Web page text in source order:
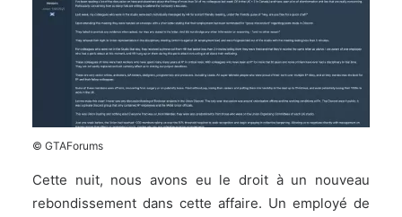
© GTAForums
Cette nuit, nous avons eu le droit à un nouveau
rebondissement dans cette affaire. Un employé de